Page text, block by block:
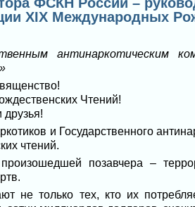
XIX Международных
антинаркотическим
Чтений!
друзья!
и Государственного
чтений.
позавчера –
не только тех, кто их